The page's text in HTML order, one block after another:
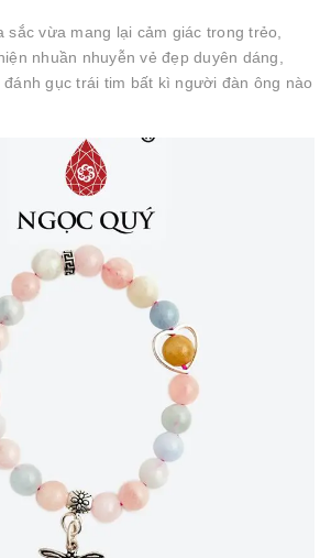
sắc vừa mang lại cảm giác trong trẻo,
nhuần nhuyễn vẻ đẹp duyên dáng,
gục trái tim bất kì người đàn ông nào